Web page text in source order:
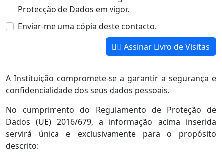
Protecção de Dados em vigor.
Enviar-me uma cópia deste contacto.
Assinar Livro de Visitas
A Instituição compromete-se a garantir a segurança e
confidencialidade dos seus dados pessoais.
No cumprimento do Regulamento de Proteção de
Dados (UE) 2016/679, a informação acima inserida
servirá única e exclusivamente para o propósito
descrito: